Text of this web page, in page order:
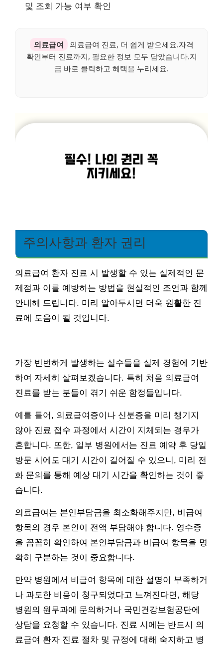
및 조회 가능 여부 확인
의료급여
의료급여 진료, 더 쉽게 받으세요.자격
확인부터 진료까지, 필요한 정보 모두 담았습니다.지
금 바로 클릭하고 혜택을 누리세요.
주의사항과 환자 권리
의료급여 환자 진료 시 발생할 수 있는 실제적인 문
제점과 이를 예방하는 방법을 현실적인 조언과 함께
안내해 드립니다. 미리 알아두시면 더욱 원활한 진
료에 도움이 될 것입니다.
가장 빈번하게 발생하는 실수들을 실제 경험에 기반
하여 자세히 살펴보겠습니다. 특히 처음 의료급여
진료를 받는 분들이 겪기 쉬운 함정들입니다.
예를 들어, 의료급여증이나 신분증을 미리 챙기지
않아 진료 접수 과정에서 시간이 지체되는 경우가
흔합니다. 또한, 일부 병원에서는 진료 예약 후 당일
방문 시에도 대기 시간이 길어질 수 있으니, 미리 전
화 문의를 통해 예상 대기 시간을 확인하는 것이 좋
습니다.
의료급여는 본인부담금을 최소화해주지만, 비급여
항목의 경우 본인이 전액 부담해야 합니다. 영수증
을 꼼꼼히 확인하여 본인부담금과 비급여 항목을 명
확히 구분하는 것이 중요합니다.
만약 병원에서 비급여 항목에 대한 설명이 부족하거
나 과도한 비용이 청구되었다고 느껴진다면, 해당
병원의 원무과에 문의하거나 국민건강보험공단에
상담을 요청할 수 있습니다. 진료 시에는 반드시 의
료급여 환자 진료 절차 및 규정에 대해 숙지하고 병